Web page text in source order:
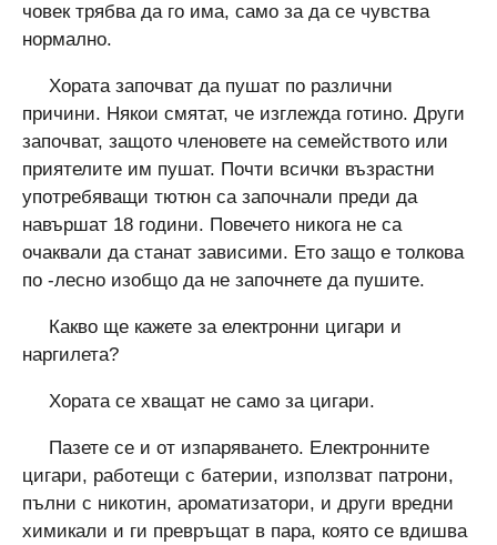
човек трябва да го има, само за да се чувства
нормално.
Хората започват да пушат по различни
причини. Някои смятат, че изглежда готино. Други
започват, защото членовете на семейството или
приятелите им пушат. Почти всички възрастни
употребяващи тютюн са започнали преди да
навършат 18 години. Повечето никога не са
очаквали да станат зависими. Ето защо е толкова
по -лесно изобщо да не започнете да пушите.
Какво ще кажете за електронни цигари и
наргилета?
Хората се хващат не само за цигари.
Пазете се и от изпаряването. Електронните
цигари, работещи с батерии, използват патрони,
пълни с никотин, ароматизатори, и други вредни
химикали и ги превръщат в пара, която се вдишва